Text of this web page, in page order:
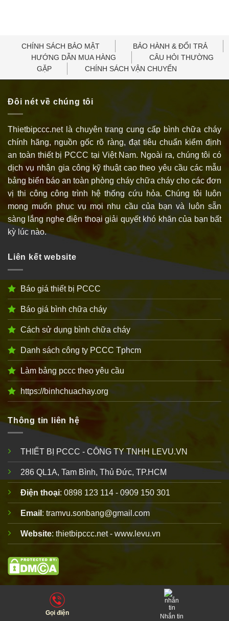
CHÍNH SÁCH BẢO MẬT
BẢO HÀNH & ĐỔI TRẢ
HƯỚNG DẪN MUA HÀNG
CÂU HỎI THƯỜNG
GẶP
CHÍNH SÁCH VẬN CHUYỂN
Đôi nét về chúng tôi
Thietbipccc.net là chuyên trang cung cấp bình chữa cháy
chính hãng, nguồn gốc rõ ràng, đạt tiêu chuẩn kiểm định
an toàn thiết bị PCCC tại Việt Nam. Ngoài ra, chúng tôi có
dịch vụ nhận gia công kỹ thuật cao theo yêu cầu các mẫu
bảng biển báo an toàn phòng cháy chữa cháy cho các đơn
vị thi công công trình hệ thống cứu hỏa. Chúng tôi luôn
mong muốn phục vụ mọi nhu cầu của bạn và luôn sẵn
sàng lắng nghe điện thoại giải quyết khó khăn của bạn bất
kỳ lúc nào.
Liên kết website
Báo giá thiết bị PCCC
Báo giá bình chữa cháy
Cách sử dụng bình chữa cháy
Danh sách công ty PCCC Tphcm
Làm bảng pccc theo yêu cầu
https://binhchuachay.org
Thông tin liên hệ
THIẾT BỊ PCCC - CÔNG TY TNHH LEVU.VN
286 QL1A, Tam Bình, Thủ Đức, TP.HCM
Điện thoại: 0898 123 114 - 0909 150 301
Email : tramvu.sonbang@gmail.com
Website: thietbipccc.net - www.levu.vn
Copyright 2010 © thuộc
. Vui lòng ghi rõ
nguồn thietbipccc.net khi phát hành thông tin từ website này!
Gọi điện
Nhắn tin